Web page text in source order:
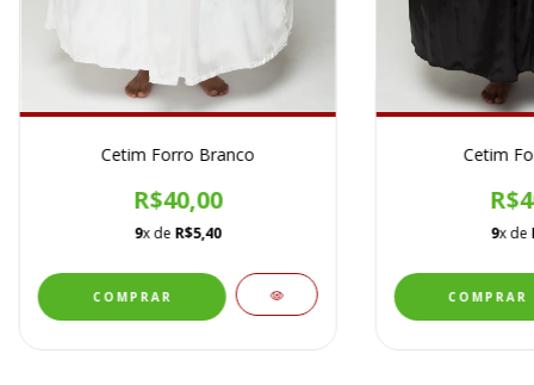
Cetim Forro Branco
R$40,00
9x de R$5,40
Cetim
9x de